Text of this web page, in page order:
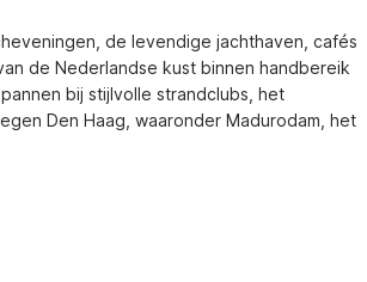
de levendige jachthaven, cafés
de Nederlandse kust binnen handbereik
bij stijlvolle strandclubs, het
Den Haag, waaronder Madurodam, het